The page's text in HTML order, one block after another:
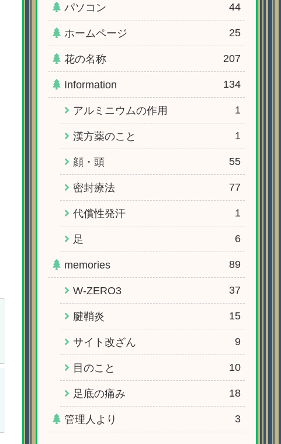
パソコン 44
ホームページ 25
花の名称 207
Information 134
アルミニウムの作用 1
漢方薬のこと 1
顔・頭 55
密封療法 77
代償性発汗 1
足 6
memories 89
W-ZERO3 37
腱鞘炎 15
サイト改ざん 9
目のこと 10
足底の痛み 18
管理人より 3